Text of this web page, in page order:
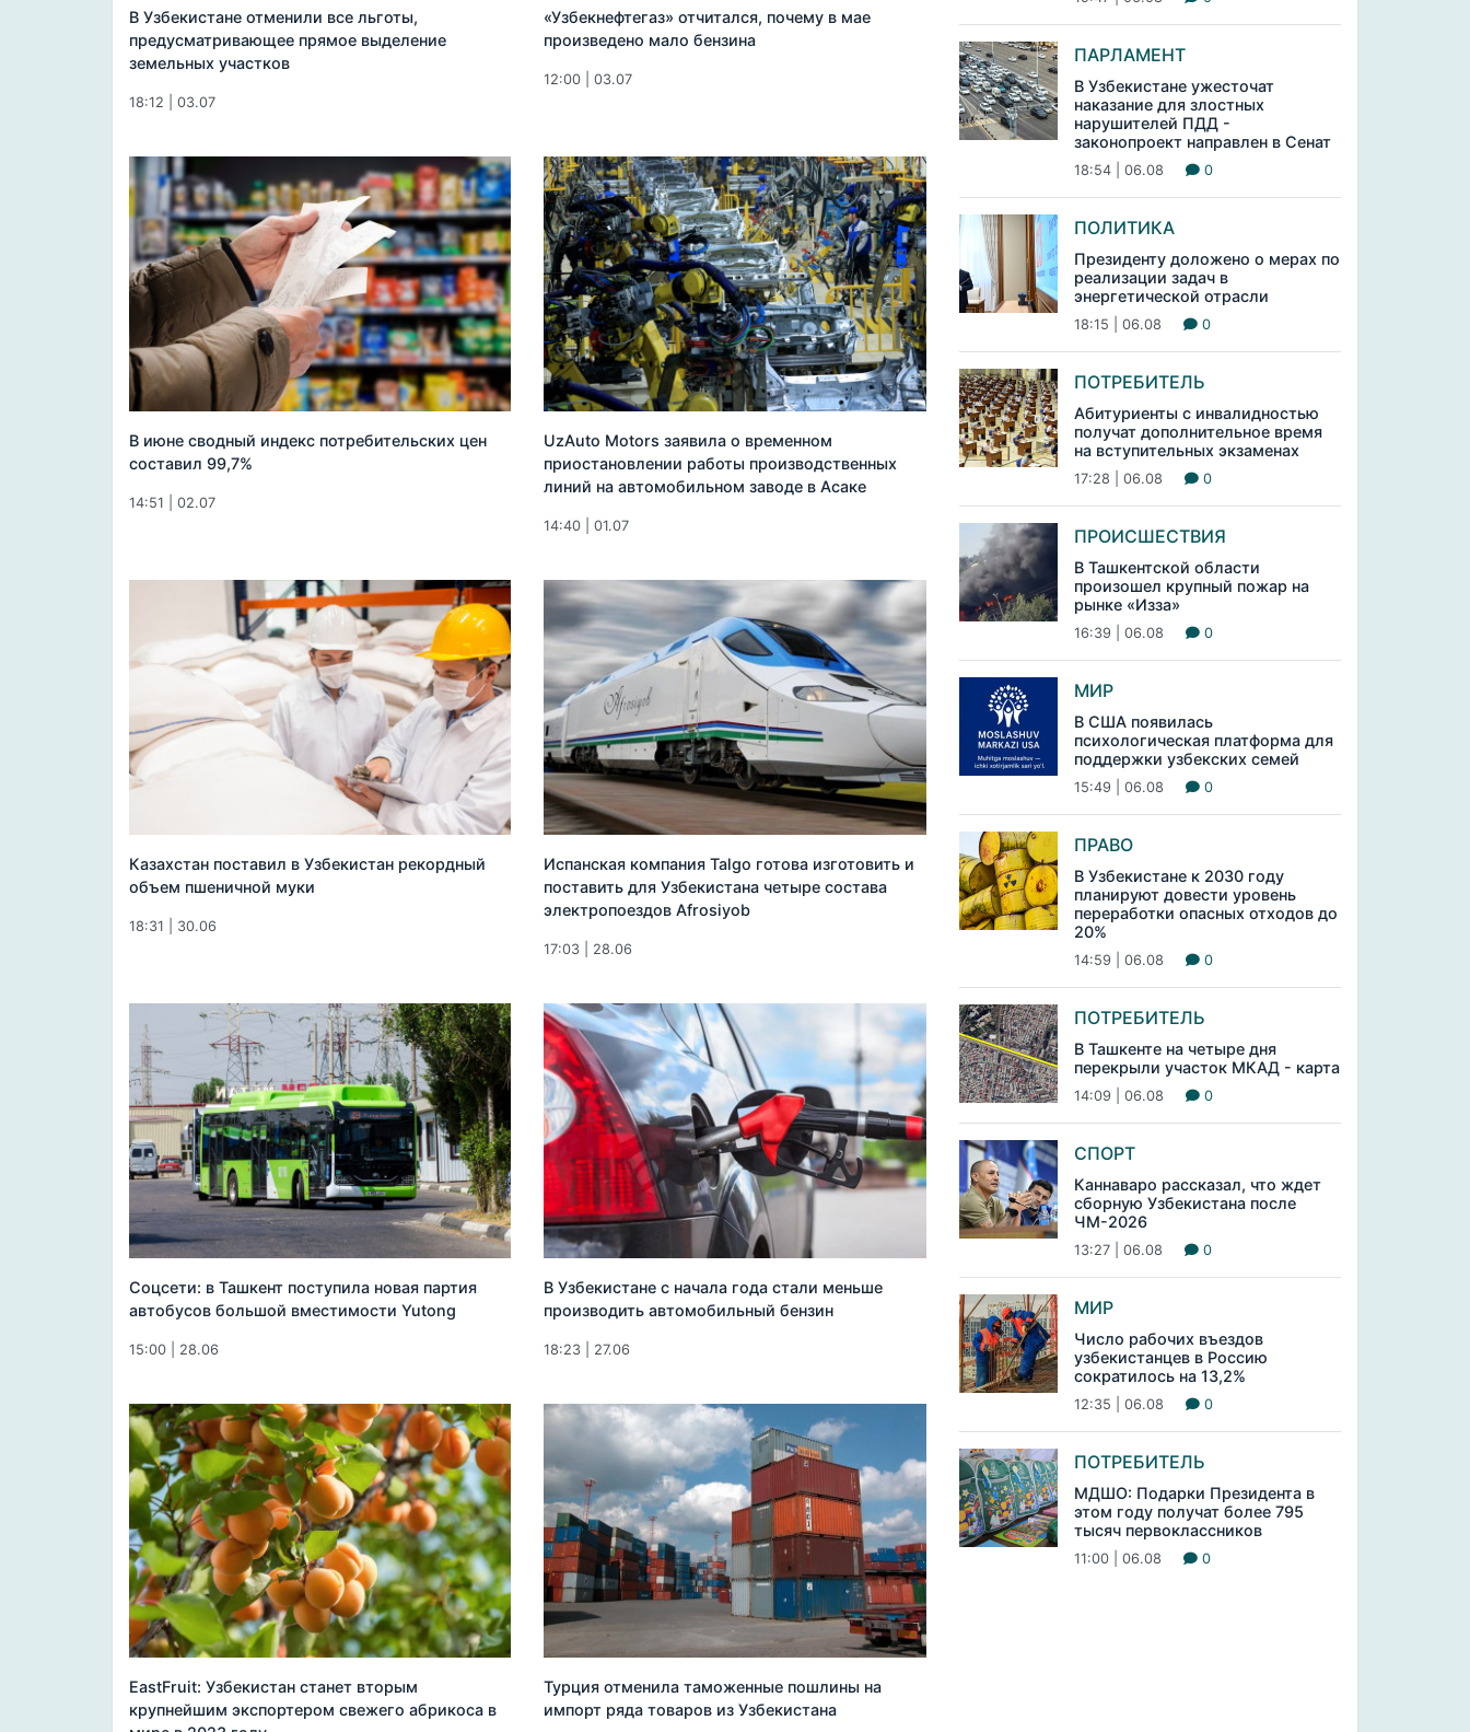
В Узбекистане отменили все льготы,
предусматривающее прямое выделение
земельных участков
18:12 | 03.07
«Узбекнефтегаз» отчитался, почему в мае
произведено мало бензина
12:00 | 03.07
В июне сводный индекс потребительских цен
составил 99,7%
14:51 | 02.07
UzAuto Motors заявила о временном
приостановлении работы производственных
линий на автомобильном заводе в Асаке
14:40 | 01.07
Казахстан поставил в Узбекистан рекордный
объем пшеничной муки
18:31 | 30.06
Испанская компания Talgo готова изготовить и
поставить для Узбекистана четыре состава
электропоездов Afrosiyob
17:03 | 28.06
Соцсети: в Ташкент поступила новая партия
автобусов большой вместимости Yutong
15:00 | 28.06
В Узбекистане с начала года стали меньше
производить автомобильный бензин
18:23 | 27.06
EastFruit: Узбекистан станет вторым
крупнейшим экспортером свежего абрикоса в
Турция отменила таможенные пошлины на
импорт ряда товаров из Узбекистана
ПАРЛАМЕНТ
В Узбекистане ужесточат
наказание для злостных
нарушителей ПДД -
законопроект направлен в Сенат
18:54 | 06.08 0
ПОЛИТИКА
Президенту доложено о мерах по
реализации задач в
энергетической отрасли
18:15 | 06.08 0
ПОТРЕБИТЕЛЬ
Абитуриенты с инвалидностью
получат дополнительное время
на вступительных экзаменах
17:28 | 06.08 0
ПРОИСШЕСТВИЯ
В Ташкентской области
произошел крупный пожар на
рынке «Изза»
16:39 | 06.08 0
МИР
В США появилась
психологическая платформа для
поддержки узбекских семей
15:49 | 06.08 0
ПРАВО
В Узбекистане к 2030 году
планируют довести уровень
переработки опасных отходов до
20%
14:59 | 06.08 0
ПОТРЕБИТЕЛЬ
В Ташкенте на четыре дня
перекрыли участок МКАД - карта
14:09 | 06.08 0
СПОРТ
Каннаваро рассказал, что ждет
сборную Узбекистана после
ЧМ-2026
13:27 | 06.08 0
МИР
Число рабочих въездов
узбекистанцев в Россию
сократилось на 13,2%
12:35 | 06.08 0
ПОТРЕБИТЕЛЬ
МДШО: Подарки Президента в
этом году получат более 795
тысяч первоклассников
11:00 | 06.08 0